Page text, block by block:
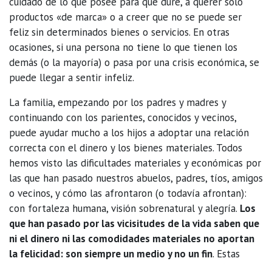
productos «de marca» o a creer que no se puede ser
feliz sin determinados bienes o servicios. En otras
ocasiones, si una persona no tiene lo que tienen los
demás (o la mayoría) o pasa por una crisis económica, se
puede llegar a sentir infeliz.
La familia, empezando por los padres y madres y
continuando con los parientes, conocidos y vecinos,
puede ayudar mucho a los hijos a adoptar una relación
correcta con el dinero y los bienes materiales. Todos
hemos visto las dificultades materiales y económicas por
las que han pasado nuestros abuelos, padres, tíos, amigos
o vecinos, y cómo las afrontaron (o todavía afrontan):
con fortaleza humana, visión sobrenatural y alegría. Los
que han pasado por las vicisitudes de la vida saben que
ni el dinero ni las comodidades materiales no aportan
la felicidad: son siempre un medio y no un fin. Estas